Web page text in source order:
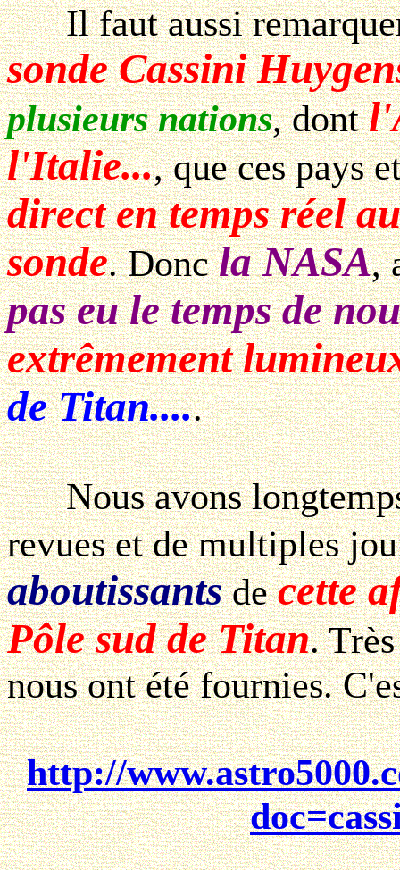
Il faut aussi remarquer
sonde Cassini
plusieurs nations, dont
l'Italie..., que ces pays
direct en temps réel
sonde. Doncla NASA,
pas eu le temps de
extrêmement
de Titan.....
Nous avons longtemps
revues et de multiples
aboutissantsdecette
Pôle sud de Titan.
nous ont été fournies.
http://